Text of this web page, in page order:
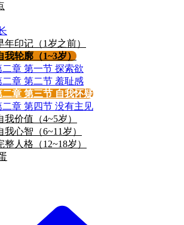
年印记（1岁之前）
我轮廓（1~3岁）
二章 第一节 探索欲
二章 第二节 羞耻感
二章 第三节 自我怀疑
二章 第四节 没有主见
我价值（4~5岁）
我心智（6~11岁）
整人格（12~18岁）